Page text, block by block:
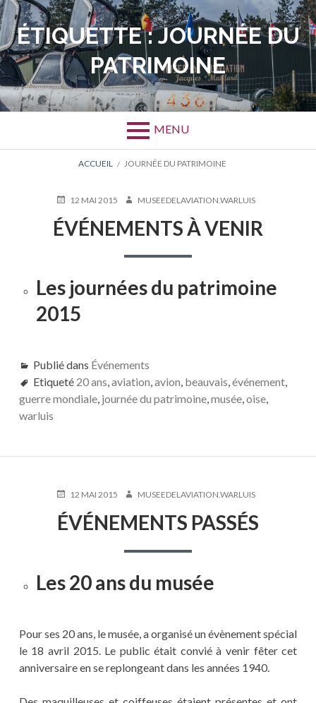
Aller
au
contenu
ÉTIQUETTE :JOURNÉE DU
PATRIMOINE
MENU
D'ARIANE
ACCUEIL JOURNÉE DU PATRIMOINE
PUBLIÉ12 MAI 2015 AUTEUR
MUSEEDELAVIATION.WARLUIS
ÉVÉNEMENTS À VENIR
Les journées du patrimoine
2015
Publié dans Événements
Etiqueté 20 ans,aviation,avion, beauvais,événement,
guerre mondiale, journée du patrimoine,musée,oise,
warluis
PUBLIÉ12 MAI 2015 AUTEUR
MUSEEDELAVIATION.WARLUIS
ÉVÉNEMENTS PASSÉS
Les 20 ans du musée
Pour ses 20 ans, le musée, a organisé un évènement spécial
le 18 avril 2015. Le public était convié à venir fêter cet
anniversaire en se replongeant dans les années 1940.